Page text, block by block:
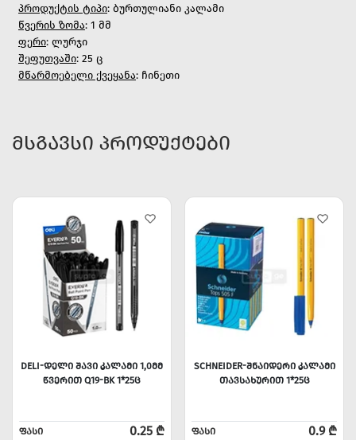
პროდუქტის ტიპი: ბურთულიანი კალამი
წვერის ზომა: 1 მმ
ფერი: ლურჯი
შეფუთვაში: 25 ც
მწარმოებელი ქვეყანა: ჩინეთი
ᲛᲡᲒᲐᲕᲡᲘ ᲞᲠᲝᲓᲣᲥᲢᲔᲑᲘ
DELI-ᲓᲔᲚᲘ ᲨᲐᲕᲘ ᲙᲐᲚᲐᲛᲘ 1,0ᲛᲛ
ᲬᲕᲔᲠᲘᲗ Q19-BK 1*25Ც
ᲤᲐᲡᲘ 0.25 ₾
SCHNEIDER-ᲨᲜᲐᲘᲓᲔᲠᲘ ᲙᲐᲚᲐᲛᲘ
ᲗᲐᲕᲡᲐᲮᲣᲠᲘᲗ 1*25Ც
ᲤᲐᲡᲘ 0.9 ₾